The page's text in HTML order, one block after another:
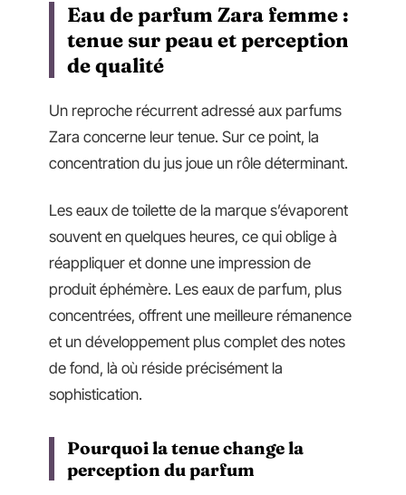
Eau de parfum Zara femme :
tenue sur peau et perception
de qualité
Un reproche récurrent adressé aux parfums
Zara concerne leur tenue. Sur ce point, la
concentration du jus joue un rôle déterminant.
Les eaux de toilette de la marque s’évaporent
souvent en quelques heures, ce qui oblige à
réappliquer et donne une impression de
produit éphémère. Les eaux de parfum, plus
concentrées, offrent une meilleure rémanence
et un développement plus complet des notes
de fond, là où réside précisément la
sophistication.
Pourquoi la tenue change la
perception du parfum